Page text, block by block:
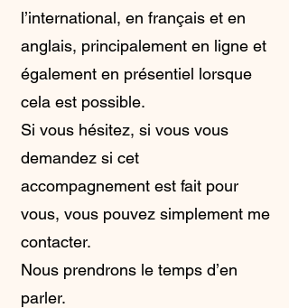
l’international, en français et en
anglais, principalement en ligne et
également en présentiel lorsque
cela est possible.
Si vous hésitez, si vous vous
demandez si cet
accompagnement est fait pour
vous, vous pouvez simplement me
contacter.
Nous prendrons le temps d’en
parler.